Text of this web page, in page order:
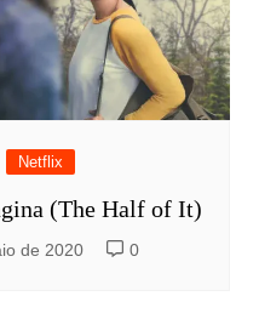
Netflix
(The Half of It)
de 2020 0